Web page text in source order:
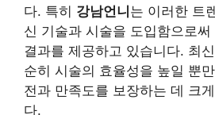
다. 특히 강남언니는 이러한 트
신 기술과 시술을 도입함으로
결과를 제공하고 있습니다. 최
순히 시술의 효율성을 높일 뿐
전과 만족도를 보장하는 데 크
다.